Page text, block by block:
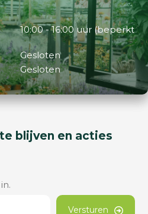
10:00 - 16:00 uur (beperkt
Gesloten
Gesloten
blijven en acties
Versturen